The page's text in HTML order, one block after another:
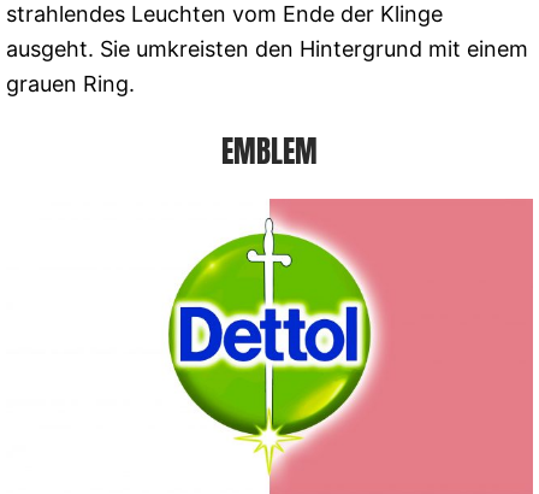
strahlendes Leuchten vom Ende der Klinge
ausgeht. Sie umkreisten den Hintergrund mit einem
grauen Ring.
EMBLEM